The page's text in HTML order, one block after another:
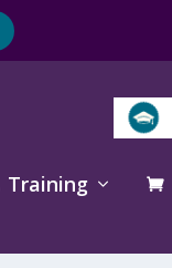
Training 